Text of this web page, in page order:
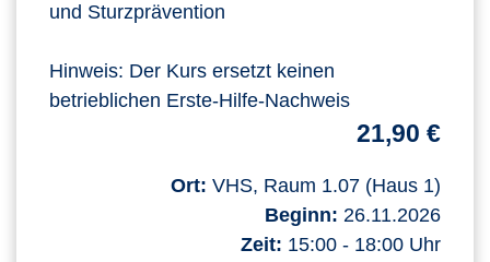
und Sturzprävention
Hinweis: Der Kurs ersetzt keinen
betrieblichen Erste‑Hilfe‑Nachweis
21,90 €
Ort: VHS, Raum 1.07 (Haus 1)
Beginn: 26.11.2026
Zeit: 15:00 - 18:00 Uhr